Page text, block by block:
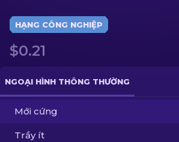
Găng tay
Khác
HẠNG CÔNG NGHIỆP
$0.21
NGOẠI HÌNH THÔNG THƯỜNG
Mới cứng
Trầy ít